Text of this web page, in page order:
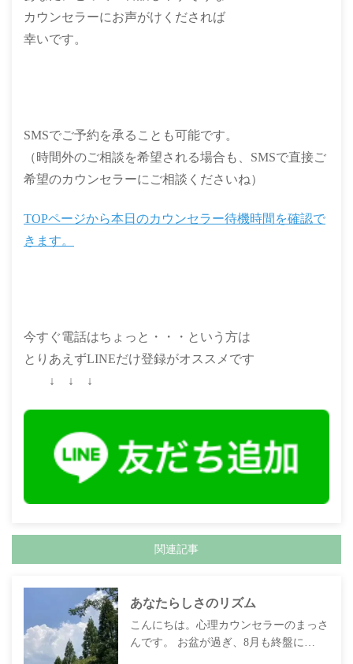
カウンセラーにお声がけくだされば
幸いです。
SMSでご予約を承ることも可能です。
（時間外のご相談を希望される場合も、SMSで直接ご
希望のカウンセラーにご相談くださいね）
TOPページから本日のカウンセラー待機時間を確認で
きます。
今すぐ電話はちょっと・・・という方は
とりあえずLINEだけ登録がオススメです
↓ ↓ ↓
関連記事
あなたらしさのリズム
こんにちは。心理カウンセラーのまっさ
んです。 お盆が過ぎ、8月も終盤に…